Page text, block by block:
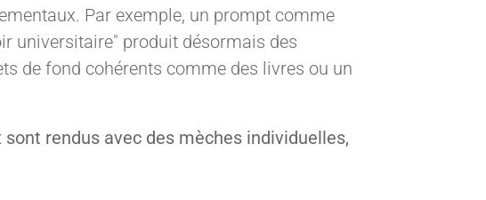
Par exemple, un prompt comme
universitaire" produit désormais des
de fond cohérents comme des livres ou un
sont rendus avec des mèches individuelles,